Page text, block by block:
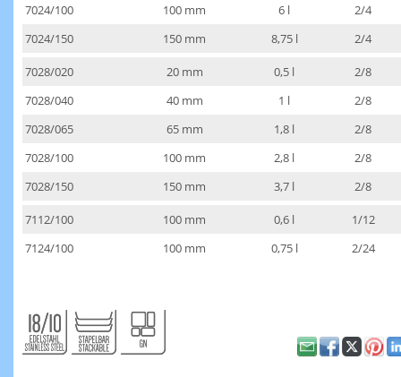
7024/100
100 mm 6 l
2/4
7024/150
150 mm 8,75 l 2/4
7028/020 20 mm 0,5 l
2/8
7028/040
40 mm 1 l
2/8
7028/065
65 mm 1,8 l
2/8
7028/100
100 mm 2,8 l
2/8
7028/150
150 mm 3,7 l 2/8
7112/100 100 mm 0,6 l
1/12
7124/100
100 mm 0,75 l 2/24